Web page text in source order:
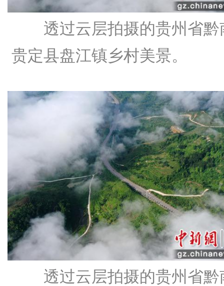
透过云层拍摄的贵州省黔
贵定县盘江镇乡村美景。
透过云层拍摄的贵州省黔